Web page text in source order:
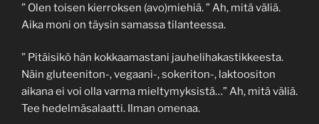
” Olen toisen kierroksen (avo)miehiä. ” Ah, mitä väliä.
Aika moni on täysin samassa tilanteessa.
” Pitäisikö hän kokkaamastani jauhelihakastikkeesta.
Näin gluteeniton-, vegaani-, sokeriton-, laktoositon
aikana ei voi olla varma mieltymyksistä…” Ah, mitä väliä.
Tee hedelmäsalaatti. Ilman omenaa.